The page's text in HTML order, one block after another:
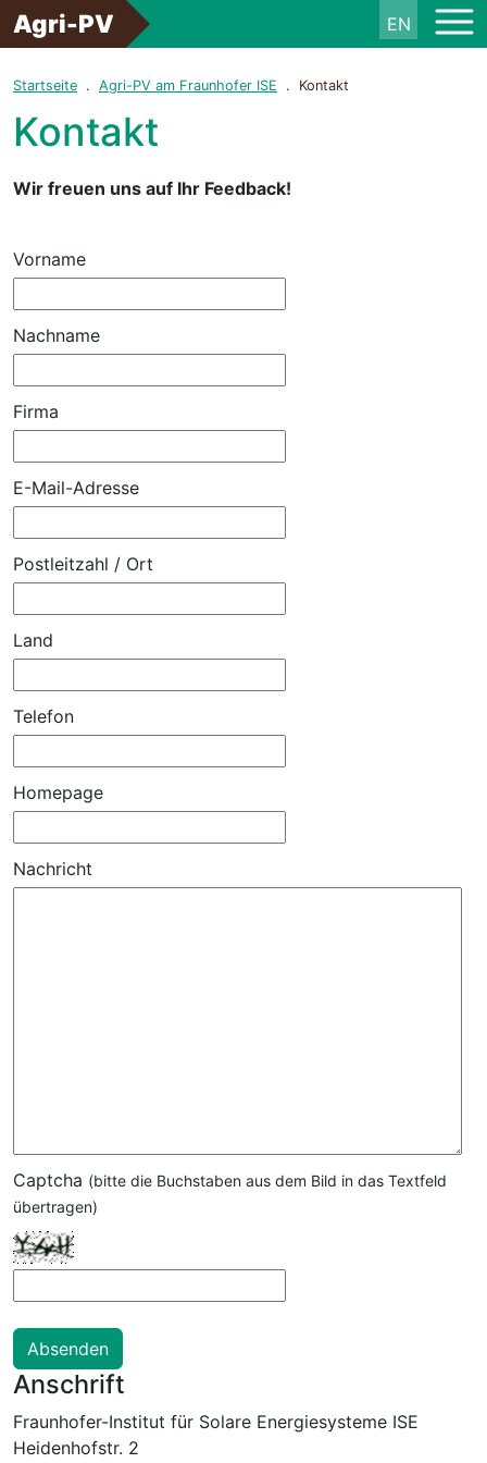
Agri-PV EN
Startseite Agri-PV am Fraunhofer ISE Kontakt
Kontakt
Wir freuen uns auf Ihr Feedback!
Vorname
Nachname
Firma
E-Mail-Adresse
Postleitzahl / Ort
Land
Telefon
Homepage
Nachricht
Captcha (bitte die Buchstaben aus dem Bild in das Textfeld
übertragen)
Anschrift
Fraunhofer-Institut für Solare Energiesysteme ISE
Heidenhofstr. 2